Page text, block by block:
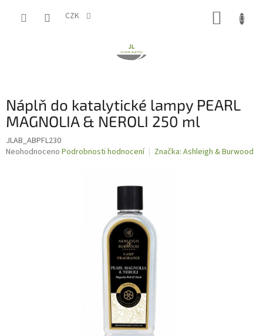
CZK
Náplň do katalytické lampy PEARL
MAGNOLIA & NEROLI 250 ml
JLAB_ABPFL230
Průměrné
Neohodnoceno Podrobnosti hodnocení Značka: Ashleigh & Burwood